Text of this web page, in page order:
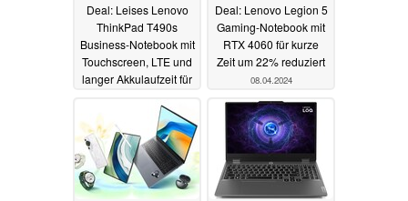
Deal: Leises Lenovo
ThinkPad T490s
Business-Notebook mit
Touchscreen, LTE und
langer Akkulaufzeit für
refurbished
09.04.2024
Deal: Lenovo Legion 5
Gaming-Notebook mit
RTX 4060 für kurze
Zeit um 22% reduziert
08.04.2024